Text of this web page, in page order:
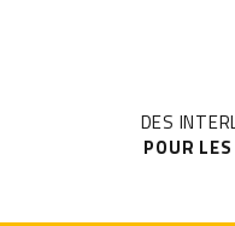
DES
POUR